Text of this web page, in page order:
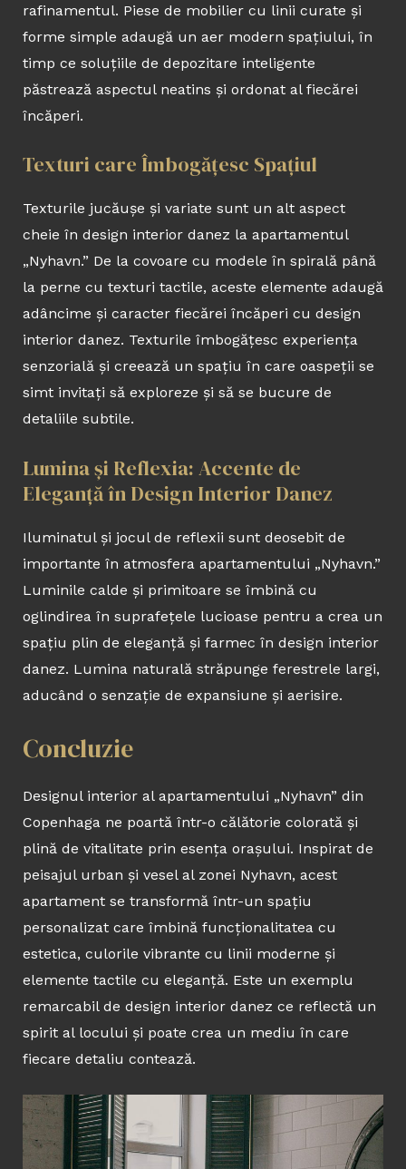
rafinamentul. Piese de mobilier cu linii curate și
forme simple adaugă un aer modern spațiului, în
timp ce soluțiile de depozitare inteligente
păstrează aspectul neatins și ordonat al fiecărei
încăperi.
Texturi care Îmbogățesc Spațiul
Texturile jucăușe și variate sunt un alt aspect
cheie în design interior danez la apartamentul
„Nyhavn.” De la covoare cu modele în spirală până
la perne cu texturi tactile, aceste elemente adaugă
adâncime și caracter fiecărei încăperi cu design
interior danez. Texturile îmbogățesc experiența
senzorială și creează un spațiu în care oaspeții se
simt invitați să exploreze și să se bucure de
detaliile subtile.
Lumina și Reflexia: Accente de
Eleganță în Design Interior Danez
Iluminatul și jocul de reflexii sunt deosebit de
importante în atmosfera apartamentului „Nyhavn.”
Luminile calde și primitoare se îmbină cu
oglindirea în suprafețele lucioase pentru a crea un
spațiu plin de eleganță și farmec în design interior
danez. Lumina naturală străpunge ferestrele largi,
aducând o senzație de expansiune și aerisire.
Concluzie
Designul interior al apartamentului „Nyhavn” din
Copenhaga ne poartă într-o călătorie colorată și
plină de vitalitate prin esența orașului. Inspirat de
peisajul urban și vesel al zonei Nyhavn, acest
apartament se transformă într-un spațiu
personalizat care îmbină funcționalitatea cu
estetica, culorile vibrante cu linii moderne și
elemente tactile cu eleganță. Este un exemplu
remarcabil de design interior danez ce reflectă un
spirit al locului și poate crea un mediu în care
fiecare detaliu contează.